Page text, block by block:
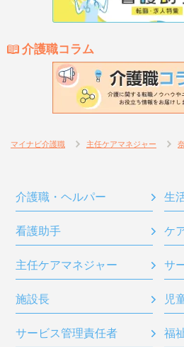
介護職コラム
マイナビ介護職 主任ケアマネジャー
介護職・ヘルパー 生
看護助手 ケ
主任ケアマネジャー サ
施設長 児
サービス管理責任者 福